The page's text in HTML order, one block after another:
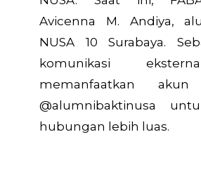
Avicenna M. Andiya,
NUSA 10 Surabaya.
komunikasi
memanfaatkan akun
@alumnibaktinusa
hubungan lebih luas.